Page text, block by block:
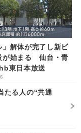
」解体が完了し新ビ
が始まる 仙台・青
東日本放送
たる人の“共通